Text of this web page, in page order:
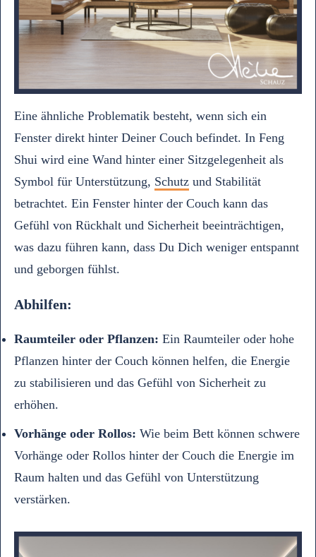
Eine ähnliche Problematik besteht, wenn sich ein
Fenster direkt hinter Deiner Couch befindet. In Feng
Shui wird eine Wand hinter einer Sitzgelegenheit als
Symbol für Unterstützung, Schutz und Stabilität
betrachtet. Ein Fenster hinter der Couch kann das
Gefühl von Rückhalt und Sicherheit beeinträchtigen,
was dazu führen kann, dass Du Dich weniger entspannt
und geborgen fühlst.
Abhilfen:
Raumteiler oder Pflanzen: Ein Raumteiler oder hohe
Pflanzen hinter der Couch können helfen, die Energie
zu stabilisieren und das Gefühl von Sicherheit zu
erhöhen.
Vorhänge oder Rollos: Wie beim Bett können schwere
Vorhänge oder Rollos hinter der Couch die Energie im
Raum halten und das Gefühl von Unterstützung
verstärken.